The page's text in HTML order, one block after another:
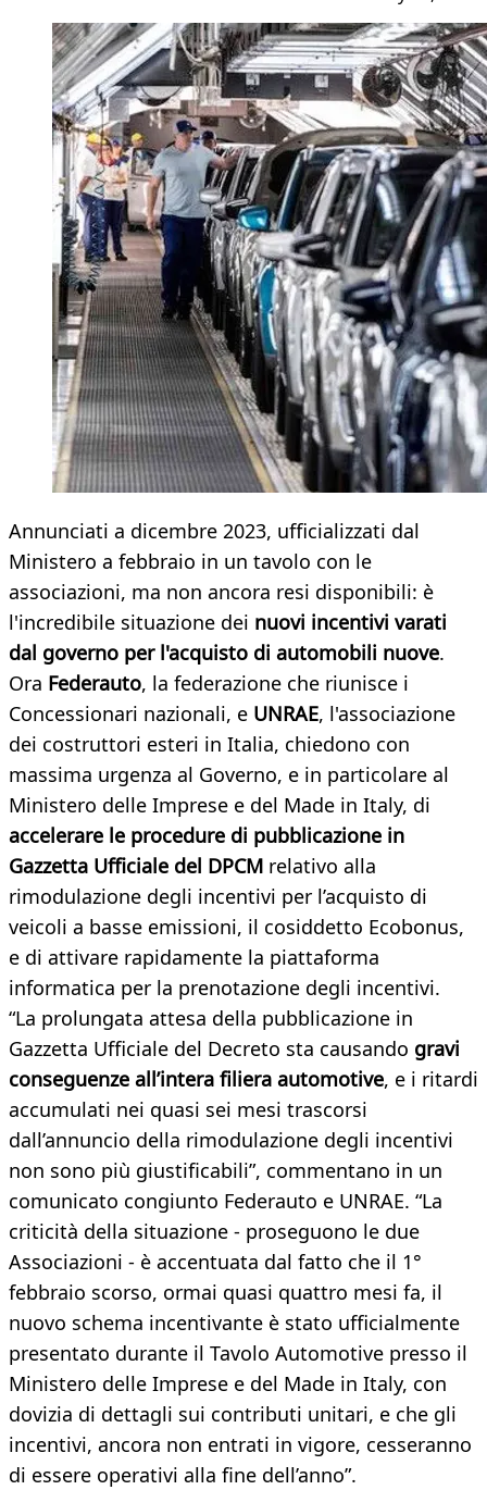
Annunciati a dicembre 2023, ufficializzati dal
Ministero a febbraio in un tavolo con le
associazioni, ma non ancora resi disponibili: è
l'incredibile situazione dei nuovi incentivi varati
dal governo per l'acquisto di automobili nuove.
Ora Federauto, la federazione che riunisce i
Concessionari nazionali, e UNRAE, l'associazione
dei costruttori esteri in Italia, chiedono con
massima urgenza al Governo, e in particolare al
Ministero delle Imprese e del Made in Italy, di
accelerare le procedure di pubblicazione in
Gazzetta Ufficiale del DPCM relativo alla
rimodulazione degli incentivi per l’acquisto di
veicoli a basse emissioni, il cosiddetto Ecobonus,
e di attivare rapidamente la piattaforma
informatica per la prenotazione degli incentivi.
“La prolungata attesa della pubblicazione in
Gazzetta Ufficiale del Decreto sta causando gravi
conseguenze all’intera filiera automotive, e i ritardi
accumulati nei quasi sei mesi trascorsi
dall’annuncio della rimodulazione degli incentivi
non sono più giustificabili”, commentano in un
comunicato congiunto Federauto e UNRAE. “La
criticità della situazione - proseguono le due
Associazioni - è accentuata dal fatto che il 1°
febbraio scorso, ormai quasi quattro mesi fa, il
nuovo schema incentivante è stato ufficialmente
presentato durante il Tavolo Automotive presso il
Ministero delle Imprese e del Made in Italy, con
dovizia di dettagli sui contributi unitari, e che gli
incentivi, ancora non entrati in vigore, cesseranno
di essere operativi alla fine dell’anno”.